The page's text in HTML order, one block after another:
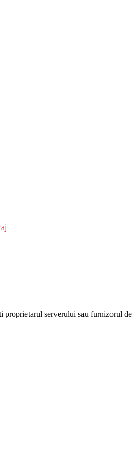
proprietarul serverului sau furnizorul de